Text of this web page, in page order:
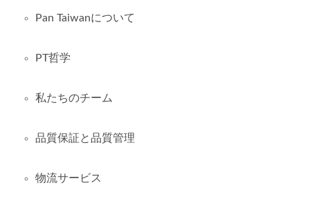
Pan Taiwanについて
PT哲学
私たちのチーム
品質保証と品質管理
物流サービス